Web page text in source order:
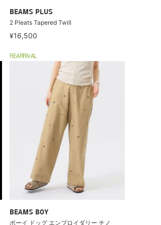
BEAMS PLUS
2 Pleats Tapered Twill
¥16,500
REARRIVAL
BEAMS BOY
ボーイ ドッグ エンブロイダリー チノ